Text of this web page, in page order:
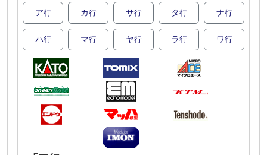
ア行 カ行 サ行 タ行 ナ行
ハ行 マ行 ヤ行 ラ行 ワ行